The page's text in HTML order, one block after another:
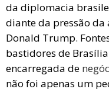
da diplomacia
diante da pressão
Donald Trump.
bastidores de
encarregada de
não foi apenas um